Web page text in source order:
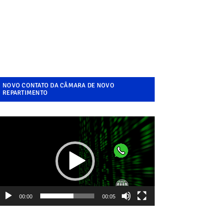
NOVO CONTATO DA CÂMARA DE NOVO
REPARTIMENTO
00:00 00:05